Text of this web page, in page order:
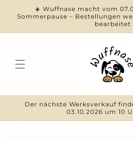
zum
Inhalt
☀️ Wuffnase macht vom
Sommerpause – Bestellungen
bearbeitet
Der nächste Werksverkauf
03.10.2026 um 10